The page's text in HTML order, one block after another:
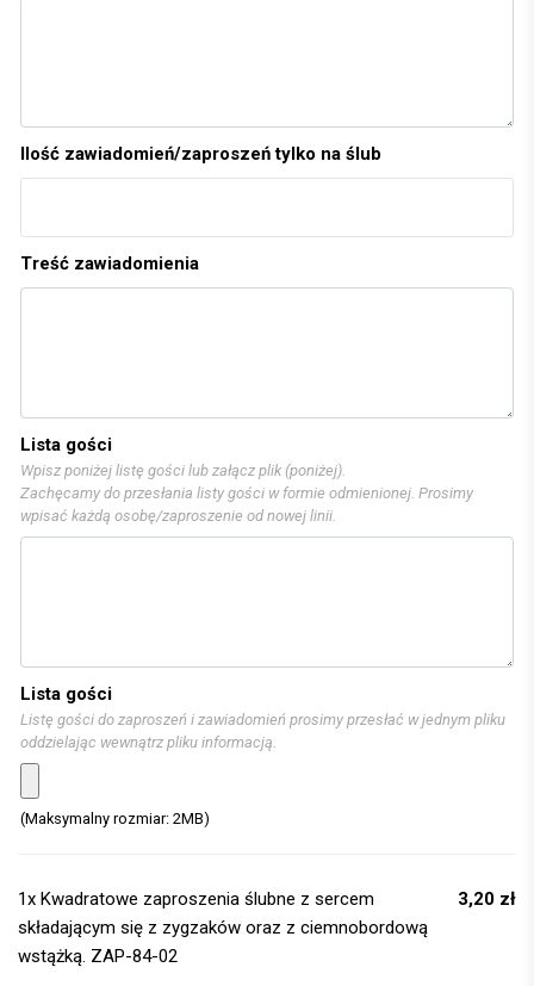
Ilość zawiadomień/zaproszeń tylko na ślub
Treść zawiadomienia
Lista gości
Wpisz poniżej listę gości lub załącz plik (poniżej).
Zachęcamy do przesłania listy gości w formie odmienionej. Prosimy
wpisać każdą osobę/zaproszenie od nowej linii.
Lista gości
Listę gości do zaproszeń i zawiadomień prosimy przesłać w jednym pliku
oddzielając wewnątrz pliku informacją.
(Maksymalny rozmiar: 2MB)
1x Kwadratowe zaproszenia ślubne z sercem
składającym się z zygzaków oraz z ciemnobordową
wstążką. ZAP-84-02
3,20 zł